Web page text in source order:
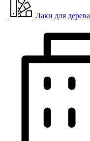
Лаки для дерева